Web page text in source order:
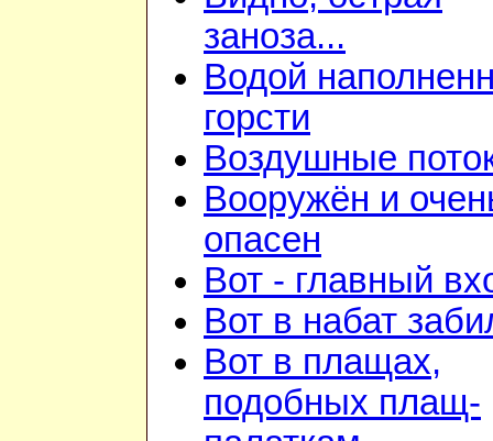
заноза...
Водой
горсти
Воздушные
Вооружён и
опасен
Вот - главный
Вот в набат
Вот в плащах,
подобных плащ-